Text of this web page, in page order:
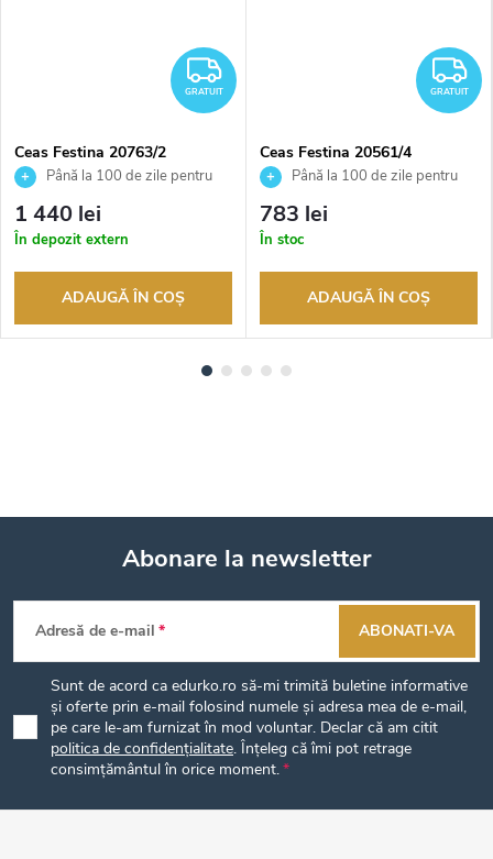
GRATUIT
GRATUIT
Ceas Festina 20763/2
Până la 100 de zile pentru
returnarea bunurilor. Vânzător
autorizat
1 440 lei
În depozit extern
ADAUGĂ ÎN COŞ
GRATUIT
Ceas Festina 20561/4
Până la 100 de zile pentru
returnarea bunurilor. Vânzător
autorizat
783 lei
În stoc
ADAUGĂ ÎN COŞ
S
u
b
o
Abonare la newsletter
Adresă de e-mail
Sunt de acord ca edurko.ro să-mi trimită buletine informative
și oferte prin e-mail folosind numele și adresa mea de e-mail,
pe care le-am furnizat în mod voluntar. Declar că am citit
politica de confidențialitate. Înțeleg că îmi pot retrage
consimțământul în orice moment.
ABONATI-VA